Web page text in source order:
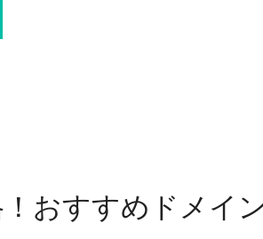
おすすめドメイ